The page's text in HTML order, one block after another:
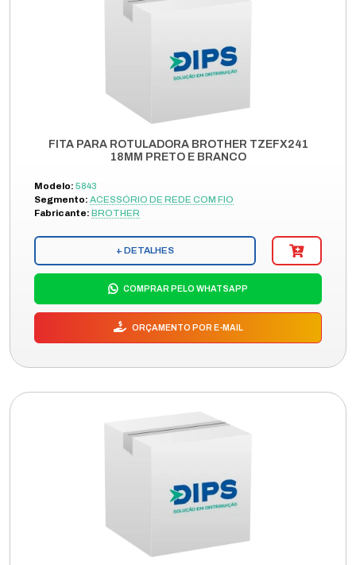
FITA PARA ROTULADORA BROTHER TZEFX241
18MM PRETO E BRANCO
Modelo: 5843
Segmento: ACESSÓRIO DE REDE COM FIO
Fabricante: BROTHER
+ DETALHES
COMPRAR PELO WHATSAPP
ORÇAMENTO POR E-MAIL